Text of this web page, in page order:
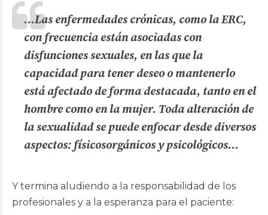
…Las enfermedades crónicas, como la ERC,
con frecuencia están asociadas con
disfunciones sexuales, en las que la
capacidad para tener deseo o mantenerlo
está afectado de forma destacada, tanto en el
hombre como en la mujer. Toda alteración de
la sexualidad se puede enfocar desde diversos
aspectos: físicosorgánicos y psicológicos…
Y termina aludiendo a la responsabilidad de los
profesionales y a la esperanza para el paciente: